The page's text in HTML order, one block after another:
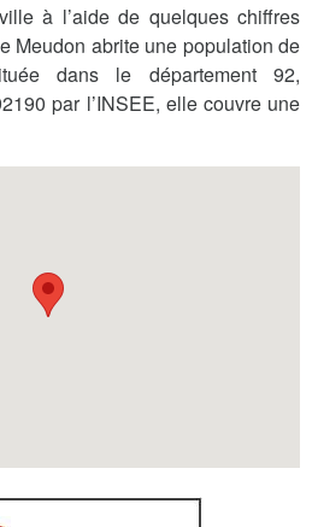
à l’aide de quelques chiffres
Meudon abrite une population de
dans le département 92,
par l’INSEE, elle couvre une